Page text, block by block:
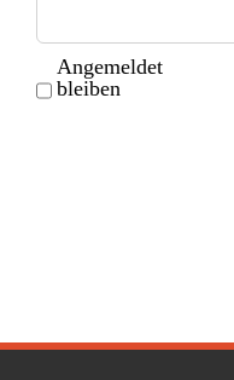
Angemeldet
bleiben